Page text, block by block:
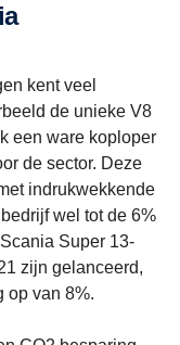
kent veel
de unieke V8
een ware koploper
de sector. Deze
indrukwekkende
wel tot de 6%
Super 13-
zijn gelanceerd,
op van 8%.